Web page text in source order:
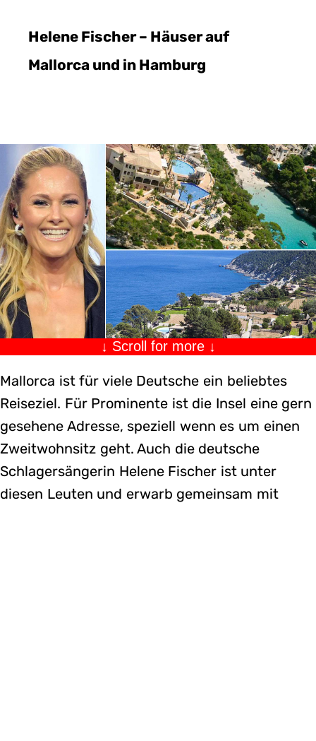
Helene Fischer – Häuser auf
Mallorca und in Hamburg
↓ Scroll for more ↓
Mallorca ist für viele Deutsche ein beliebtes
Reiseziel. Für Prominente ist die Insel eine gern
gesehene Adresse, speziell wenn es um einen
Zweitwohnsitz geht. Auch die deutsche
Schlagersängerin Helene Fischer ist unter
diesen Leuten und erwarb gemeinsam mit